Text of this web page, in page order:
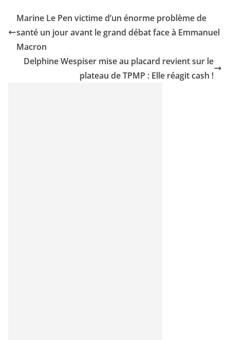
Marine Le Pen victime d’un énorme problème de
santé un jour avant le grand débat face à Emmanuel
Macron
Delphine Wespiser mise au placard revient sur le
plateau de TPMP : Elle réagit cash !